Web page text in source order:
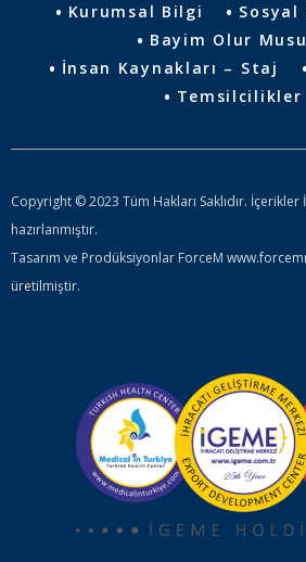
Kurumsal Bilgi
Sosyal
Bayim Olur
İnsan Kaynakları – Staj
Temsilcilikler
Copyright © 2023 Tüm Hakları Saklıdır. İçerikler
hazırlanmıştır.
Tasarım ve Prodüksiyonlar ForceM
üretilmiştir.